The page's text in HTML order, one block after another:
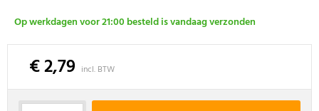
Op werkdagen voor 21:00 besteld is vandaag verzonden
€ 2,79 incl. BTW